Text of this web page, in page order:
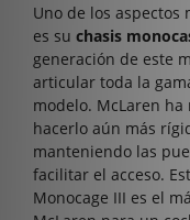
Uno de los aspectos
es su chasis
generación de este
articular toda la
modelo. McLaren
hacerlo aún más
manteniendo las
facilitar el acceso.
Monocage III es el